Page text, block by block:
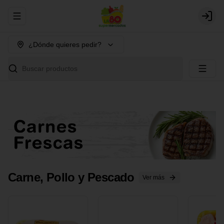
Abrir menu de navegación Login
¿Dónde quieres pedir?
Buscar productos
Carne, Pollo y Pescado Ver más